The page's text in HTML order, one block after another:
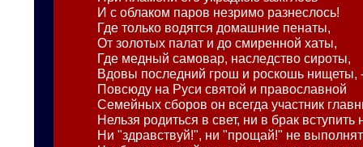
И с облаком паров незримо разнеслось!
Где только водятся домашние пенаты,
От золотых палат и до смиренной хаты,
Где медный самовар, наследство сироты,
Вдовы последний грош и роскошь нищеты,
Повсюду на Руси святой и православной
Семейных сборов он всегда участник
Нельзя родиться в свет, ни в брак вступить
Ни "здравствуй!", ни "прощай!" не